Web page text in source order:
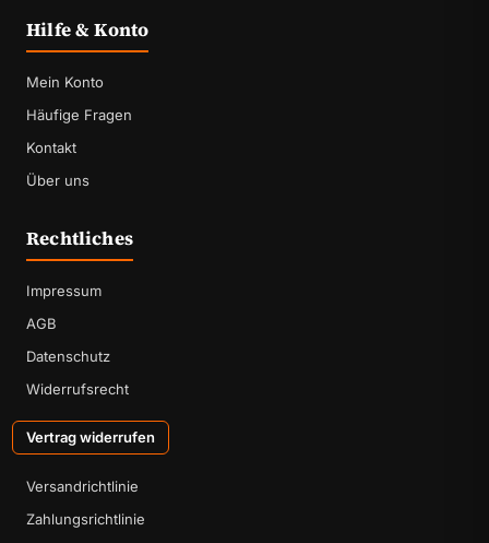
Hilfe & Konto
Mein Konto
Häufige Fragen
Kontakt
Über uns
Rechtliches
Impressum
AGB
Datenschutz
Widerrufsrecht
Vertrag widerrufen
Versandrichtlinie
Zahlungsrichtlinie